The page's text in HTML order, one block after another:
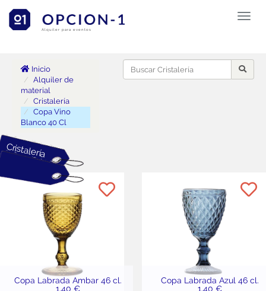
Alquiler para eventos
Inicio
Alquiler de
material
Cristalería
Copa Vino
Blanco 40 Cl
Cristalería
Copa Labrada Ambar 46 cl.
1,40 €
Copa Labrada Azul 46 cl.
1,40 €